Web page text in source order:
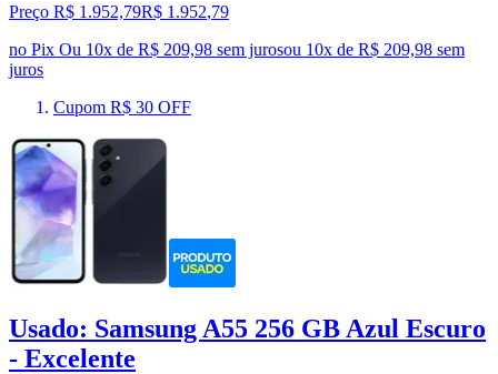
Preço R$ 1.952,79R$ 1.952,79
no Pix Ou 10x de R$ 209,98 sem jurosou 10x de R$ 209,98 sem
juros
Cupom R$ 30 OFF
Usado: Samsung A55 256 GB Azul Escuro
- Excelente